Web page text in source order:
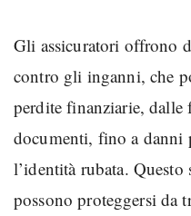
Gli assicuratori offrono
contro gli inganni, che
perdite finanziarie,
documenti, fino a danni
l’identità rubata.
possono proteggersi da